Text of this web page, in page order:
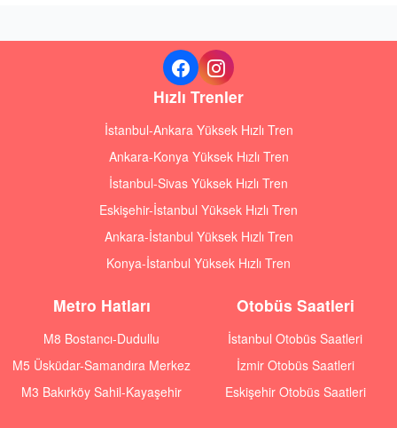
Hızlı Trenler
İstanbul-Ankara Yüksek Hızlı Tren
Ankara-Konya Yüksek Hızlı Tren
İstanbul-Sivas Yüksek Hızlı Tren
Eskişehir-İstanbul Yüksek Hızlı Tren
Ankara-İstanbul Yüksek Hızlı Tren
Konya-İstanbul Yüksek Hızlı Tren
Metro Hatları
M8 Bostancı-Dudullu
M5 Üsküdar-Samandıra Merkez
M3 Bakırköy Sahil-Kayaşehir
Otobüs Saatleri
İstanbul Otobüs Saatleri
İzmir Otobüs Saatleri
Eskişehir Otobüs Saatleri